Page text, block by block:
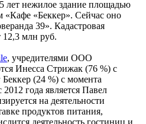
лет нежилое здание площадью
«Кафе «Беккер». Сейчас оно
39». Кадастровая
12,3 млн руб.
, учредителями ООО
Инесса Стрижак (76 %) с
(24 %) с момента
года является Павел
на деятельности
продуктов питания,
деятельность гостиниц и